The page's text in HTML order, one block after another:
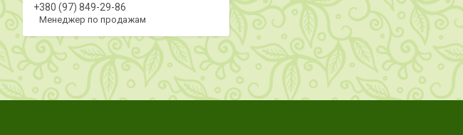
+380 (97) 849-29-86
Менеджер по продажам